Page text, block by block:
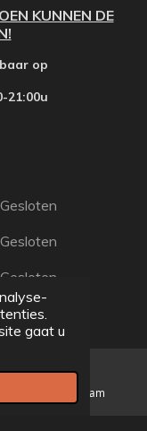
gaat u
KUNNEN DE
op
21:00u
Gesloten
Gesloten
Gesloten
Gesloten
Instagram